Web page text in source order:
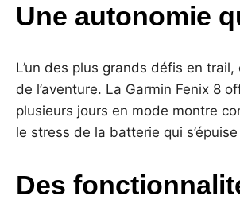
Une autonomie
L’un des plus grands défis en
de l’aventure. La Garmin Fenix 8
plusieurs jours en mode montre
le stress de la batterie qui
Des